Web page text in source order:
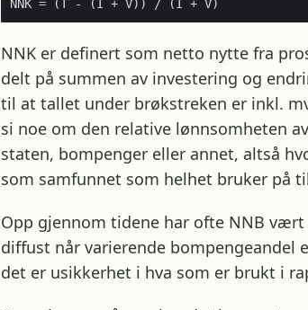
NNK er definert som netto nytte fra
delt på summen av investering og
til at tallet under brøkstreken er inkl.
si noe om den relative lønnsomheten
staten, bompenger eller annet, altså
som samfunnet som helhet bruker på
Opp gjennom tidene har ofte NNB
diffust når varierende bompengeandel
det er usikkerhet i hva som er brukt i